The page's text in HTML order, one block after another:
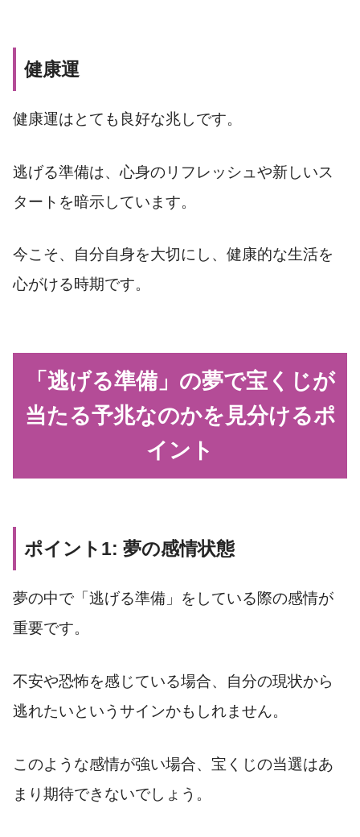
健康運
健康運はとても良好な兆しです。
逃げる準備は、心身のリフレッシュや新しいス
タートを暗示しています。
今こそ、自分自身を大切にし、健康的な生活を
心がける時期です。
「逃げる準備」の夢で宝くじが
当たる予兆なのかを見分けるポ
イント
ポイント1: 夢の感情状態
夢の中で「逃げる準備」をしている際の感情が
重要です。
不安や恐怖を感じている場合、自分の現状から
逃れたいというサインかもしれません。
このような感情が強い場合、宝くじの当選はあ
まり期待できないでしょう。